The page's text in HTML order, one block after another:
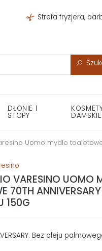
Strefa fryzjera,
DŁONIE I
STOPY DAMSKIE
Uomo mydło toaletowe
VARESINO UOMO
70TH
150G
Bez oleju